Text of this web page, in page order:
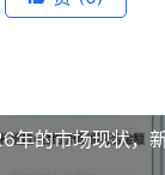
年的市场现状，